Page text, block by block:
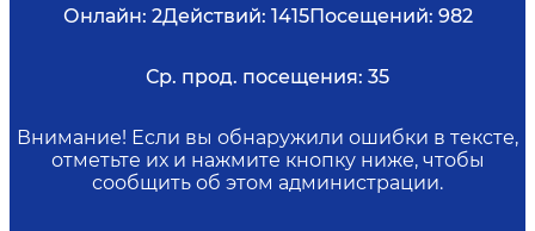
Онлайн: 2Действий: 1415Посещений: 982
Ср. прод. посещения: 35
Внимание! Если вы обнаружили ошибки в тексте,
отметьте их и нажмите кнопку ниже, чтобы
сообщить об этом администрации.